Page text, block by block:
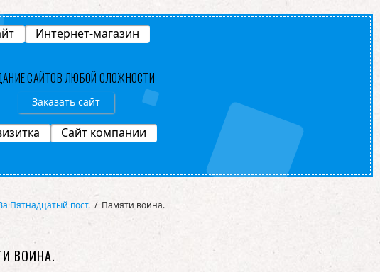
Интернет-магазин
САЙТОВ ЛЮБОЙ СЛОЖНОСТИ
Заказать сайт
Сайт компании
Пятнадцатый пост. / Памяти воина.
ВОИНА.